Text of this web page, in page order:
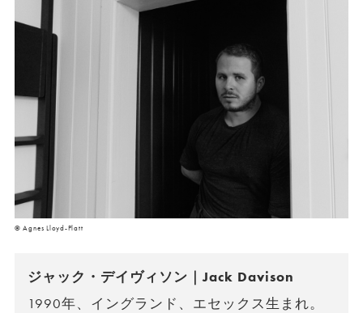
©︎ Agnes Lloyd-Platt
ジャック・デイヴィソン｜Jack Davison
1990年、イングランド、エセックス生まれ。